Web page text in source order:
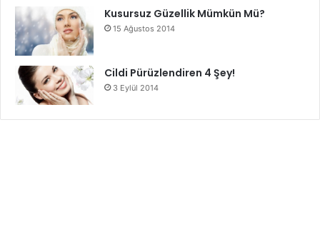
Kusursuz Güzellik Mümkün Mü?
15 Ağustos 2014
Cildi Pürüzlendiren 4 Şey!
3 Eylül 2014